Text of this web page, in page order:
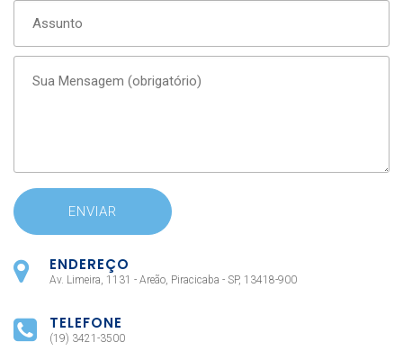
ENDEREÇO
Av. Limeira, 1131 - Areão, Piracicaba - SP, 13418-900
TELEFONE
(19) 3421-3500